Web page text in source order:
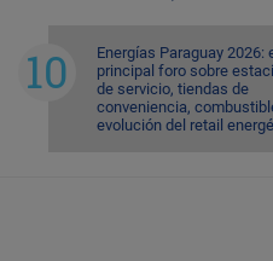
Energías Paraguay 2026:
principal foro sobre
de servicio, tiendas de
conveniencia,
evolución del retail